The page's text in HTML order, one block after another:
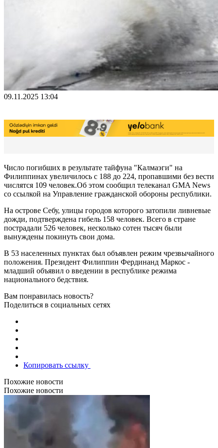
09.11.2025 13:04
Число погибших в результате тайфуна "Калмаэги" на
Филиппинах увеличилось с 188 до 224, пропавшими без вести
числятся 109 человек.Oб этом сообщил телеканал GMA News
со ссылкой на Управление гражданской обороны республики.
На острове Себу, улицы городов которого затопили ливневые
дожди, подтверждена гибель 158 человек. Всего в стране
пострадали 526 человек, несколько сотен тысяч были
вынуждены покинуть свои дома.
В 53 населенных пунктах был объявлен режим чрезвычайного
положения. Президент Филиппин Фердинанд Маркос -
младший объявил о введении в республике режима
национального бедствия.
Вам понравилась новость?
Поделиться в социальных сетях
Копировать ссылку
Похожие новости
Похожие новости